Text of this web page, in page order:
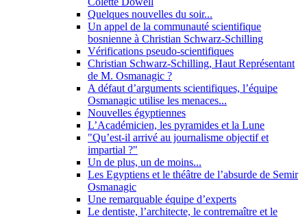
Quelques nouvelles du soir...
Un appel de la communauté scientifique
bosnienne à Christian Schwarz-Schilling
Vérifications pseudo-scientifiques
Christian Schwarz-Schilling, Haut Représentant
de M. Osmanagic ?
A défaut d’arguments scientifiques, l’équipe
Osmanagic utilise les menaces...
Nouvelles égyptiennes
L’Académicien, les pyramides et la Lune
"Qu’est-il arrivé au journalisme objectif et
impartial ?"
Un de plus, un de moins...
Les Egyptiens et le théâtre de l’absurde de Semir
Osmanagic
Une remarquable équipe d’experts
Le dentiste, l’architecte, le contremaître et le